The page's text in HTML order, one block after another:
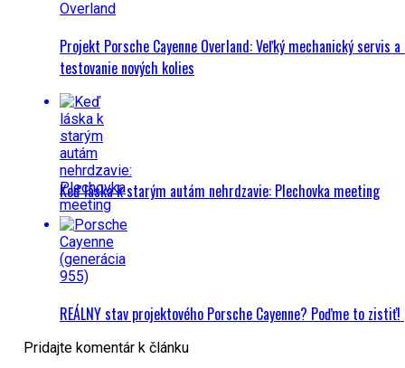
Projekt Porsche Cayenne Overland: Veľký mechanický servis
testovanie nových kolies
Keď láska k starým autám nehrdzavie: Plechovka meeting
REÁLNY stav projektového Porsche Cayenne? Poďme to zistiť!
Pridajte komentár k článku